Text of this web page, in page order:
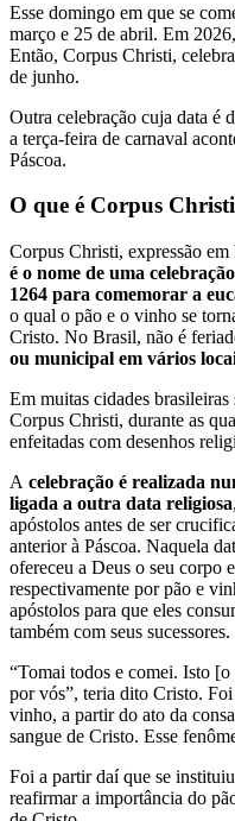
Esse domingo em que se
março e 25 de abril. Em
Então, Corpus Christi,
de junho.
Outra celebração cuja data é
a terça-feira de carnaval
Páscoa.
O que é Corpus
Corpus Christi, expressão
é o nome de uma
1264 para comemorar a
o qual o pão e o vinho se
Cristo. No Brasil, não é
ou municipal em vários
Em muitas cidades
Corpus Christi, durante as
enfeitadas com desenhos
A celebração é realizada
ligada a outra data religiosa
apóstolos antes de ser
anterior à Páscoa. Naquela
ofereceu a Deus o seu corpo
respectivamente por pão e
apóstolos para que eles
também com seus sucessores.
“Tomai todos e comei. Isto
por vós”, teria dito Cristo.
vinho, a partir do ato da
sangue de Cristo. Esse
Foi a partir daí que se
reafirmar a importância do